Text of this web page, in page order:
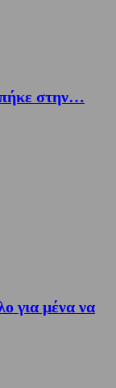
στην…
για μένα να